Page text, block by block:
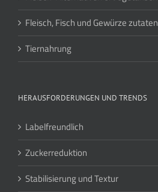
Fleisch, Fisch und Gewürze zutaten
Tiernahrung
HERAUSFORDERUNGEN UND TRENDS
Labelfreundlich
Zuckerreduktion
Stabilisierung und Textur